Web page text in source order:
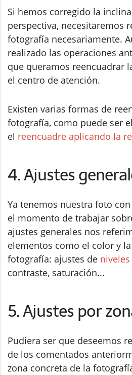
Si hemos corregido la
perspectiva, necesitaremos
fotografía necesariamente.
realizado las operaciones
que queramos reencuadrar
el centro de atención.
Existen varias formas de
fotografía, como puede ser
el reencuadre aplicando la
4. Ajustes
Ya tenemos nuestra foto
el momento de trabajar
ajustes generales nos
elementos como el color y
fotografía: ajustes de niveles
contraste, saturación...
5. Ajustes por
Pudiera ser que deseemos
de los comentados
zona concreta de la